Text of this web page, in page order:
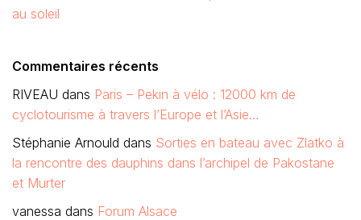
au soleil
Commentaires récents
RIVEAU dans Paris – Pekin à vélo : 12000 km de
cyclotourisme à travers l’Europe et l’Asie…
Stéphanie Arnould dans Sorties en bateau avec Zlatko à
la rencontre des dauphins dans l’archipel de Pakostane
et Murter
vanessa dans Forum Alsace